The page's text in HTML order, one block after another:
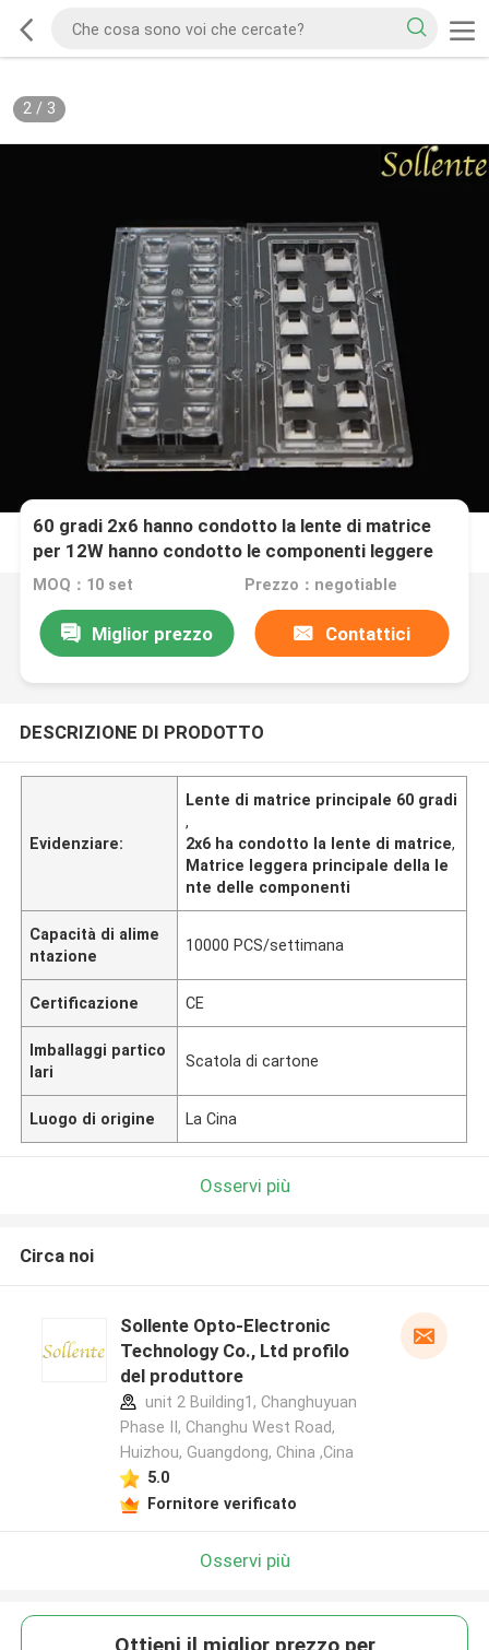
2/ 3
60 gradi 2x6 hanno condotto la lente di matrice
per 12W hanno condotto le componenti leggere
MOQ：10 set Prezzo：negotiable
Miglior prezzo Contattici
DESCRIZIONE DI PRODOTTO
Evidenziare:
Lente di matrice principale 60 gradi
,
2x6 ha condotto la lente di matrice,
Matrice leggera principale della le
nte delle componenti
Capacità di alime
ntazione
10000 PCS/settimana
Certificazione CE
Imballaggi partico
lari
Scatola di cartone
Luogo di origine La Cina
Osservi più
Circa noi
Sollente Opto-Electronic
Technology Co., Ltd profilo
del produttore
unit 2 Building1, Changhuyuan
Phase II, Changhu West Road,
Huizhou, Guangdong, China ,Cina
5.0
Fornitore verificato
Osservi più